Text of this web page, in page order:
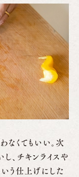
なくてもいい。次
、チキンライスや
いう仕上げにした